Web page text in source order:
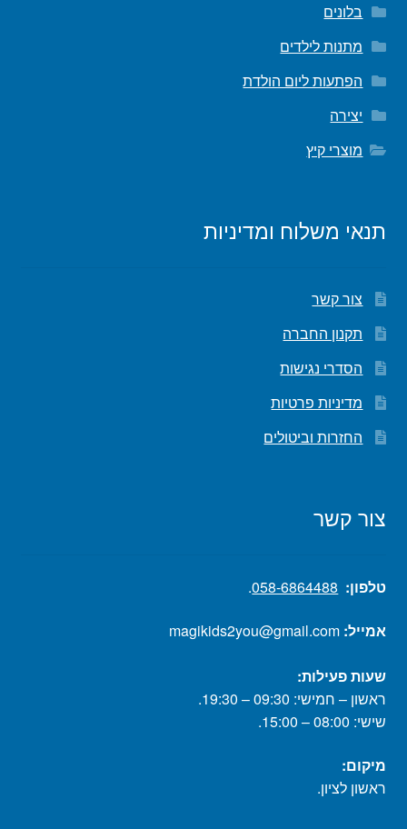
בלונים
מתנות לילדים
הפתעות ליום הולדת
יצירה
מוצרי קיץ
תנאי משלוח ומדיניות
צור קשר
תקנון החברה
הסדרי נגישות
מדיניות פרטיות
החזרות וביטולים
צור קשר
טלפון: 058-6864488
.
אמייל:
שעות פעילות:
ראשון – חמישי: 09:30 – 19:30.
שישי: 08:00 – 15:00.
מיקום:
ראשון לציון.